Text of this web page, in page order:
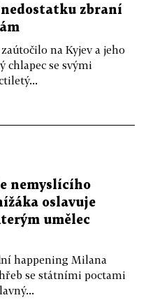
zbraní
na Kyjev a jeho
se svými
nemyslícího
oslavuje
umělec
happening Milana
se státními poctami